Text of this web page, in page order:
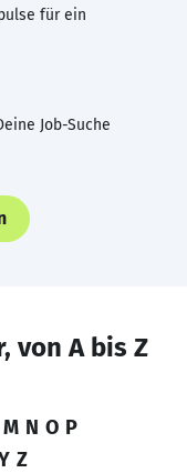
für ein
Job-Suche
von A bis Z
M N O P
Z